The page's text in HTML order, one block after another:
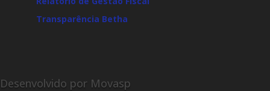
Transparência Betha
Desenvolvido por Movasp